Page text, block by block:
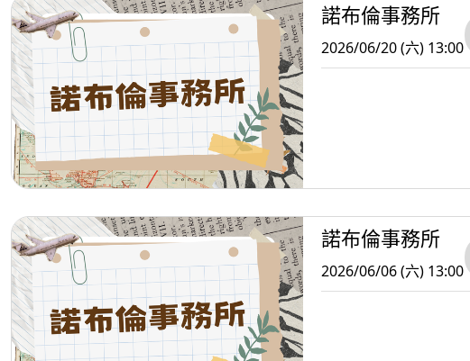
諾布倫事務所
2026/06/20 (六) 13:00
諾布倫事務所
2026/06/06 (六) 13:00